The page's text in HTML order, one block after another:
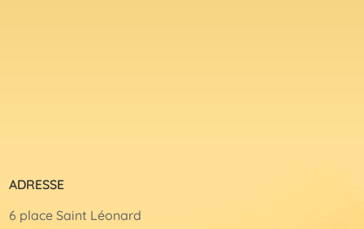
ADRESSE
6 place Saint Léonard